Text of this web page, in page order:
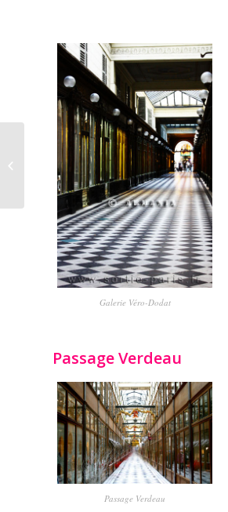
Galerie Véro-Dodat
Passage Verdeau
Passage Verdeau
Parcours des
passages couverts
Parisiens